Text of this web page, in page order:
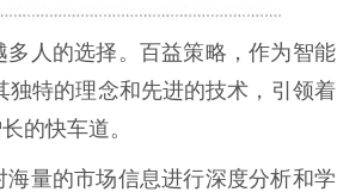
人的选择。百益策略，作为智能
特的理念和先进的技术，引领着
的快车道。
量的市场信息进行深度分析和学